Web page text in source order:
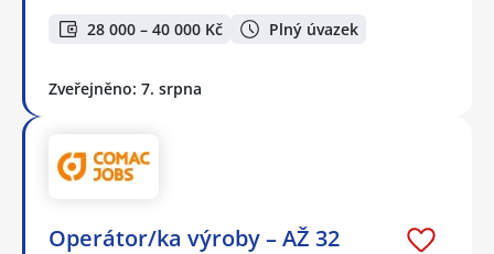
28 000 – 40 000 Kč Plný úvazek
Zveřejněno: 7. srpna
Operátor/ka výroby – AŽ 32